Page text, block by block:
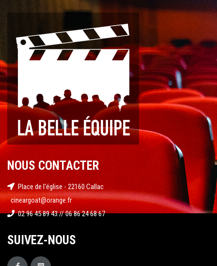
NOUS CONTACTER
Place de l'église - 22160 Callac
cineargoat@orange.fr
02 96 45 89 43 // 06 86 24 68 67
SUIVEZ-NOUS